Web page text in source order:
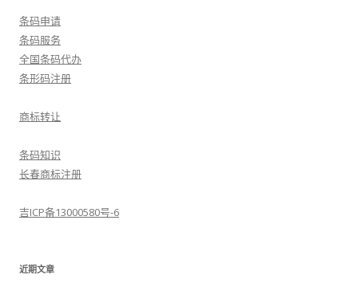
条码申请
条码服务
全国条码代办
条形码注册
商标转让
条码知识
长春商标注册
吉ICP备13000580号-6
近期文章